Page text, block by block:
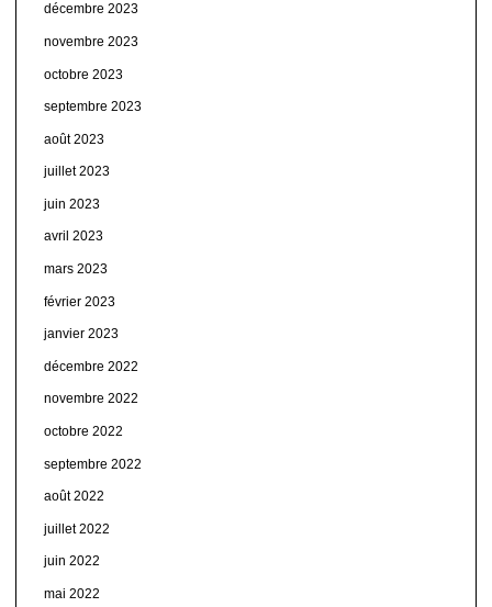
décembre 2023
novembre 2023
octobre 2023
septembre 2023
août 2023
juillet 2023
juin 2023
avril 2023
mars 2023
février 2023
janvier 2023
décembre 2022
novembre 2022
octobre 2022
septembre 2022
août 2022
juillet 2022
juin 2022
mai 2022